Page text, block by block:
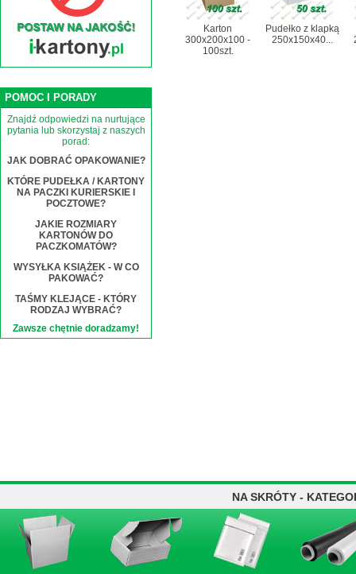
POMOC I PORADY
Znajdź odpowiedzi na nurtujące
pytania lub skorzystaj z naszych
porad:
JAK DOBRAĆ OPAKOWANIE?
KTÓRE PUDEŁKA / KARTONY
NA PACZKI KURIERSKIE I
POCZTOWE?
JAKIE ROZMIARY
KARTONÓW DO
PACZKOMATÓW?
WYSYŁKA KSIĄŻEK - W CO
PAKOWAĆ?
TAŚMY KLEJĄCE - KTÓRY
RODZAJ WYBRAĆ?
Zawsze chętnie doradzamy!
Karton
300x200x100 -
100szt.
Pudełko z klapką
250x150x40...
NA SKRÓTY -